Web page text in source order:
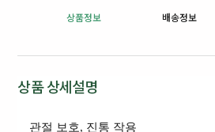
상품정보 배송정보
상품 상세설명
관절 보호, 진통 작용